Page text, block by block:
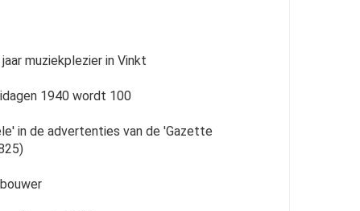
muziekplezier in Vinkt
1940 wordt 100
in de advertenties van de 'Gazette